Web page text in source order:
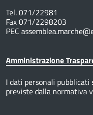
Tel. 071/22981
Fax 071/2298203
PEC
Amministrazione
I dati personali
previste dalla normativa